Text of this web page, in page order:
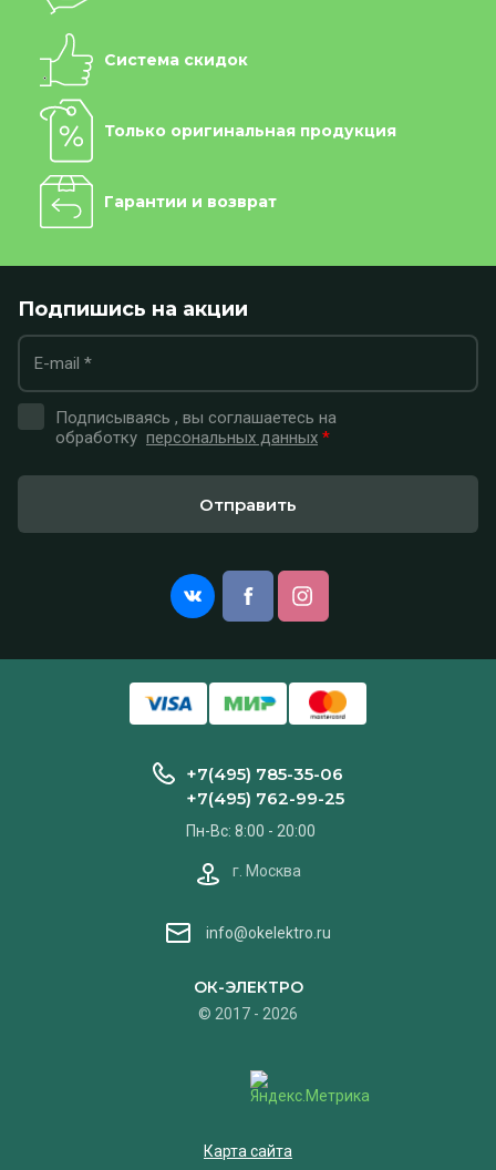
Система скидок
Только оригинальная продукция
Гарантии и возврат
Подпишись на акции
Подписываясь , вы соглашаетесь на
обработку персональных данных *
Отправить
ОК-ЭЛЕКТРО
© 2017 - 2026
Карта сайта
+7(495) 785-35-06
+7(495) 762-99-25
Пн-Вс: 8:00 - 20:00
г. Москва
info@okelektro.ru